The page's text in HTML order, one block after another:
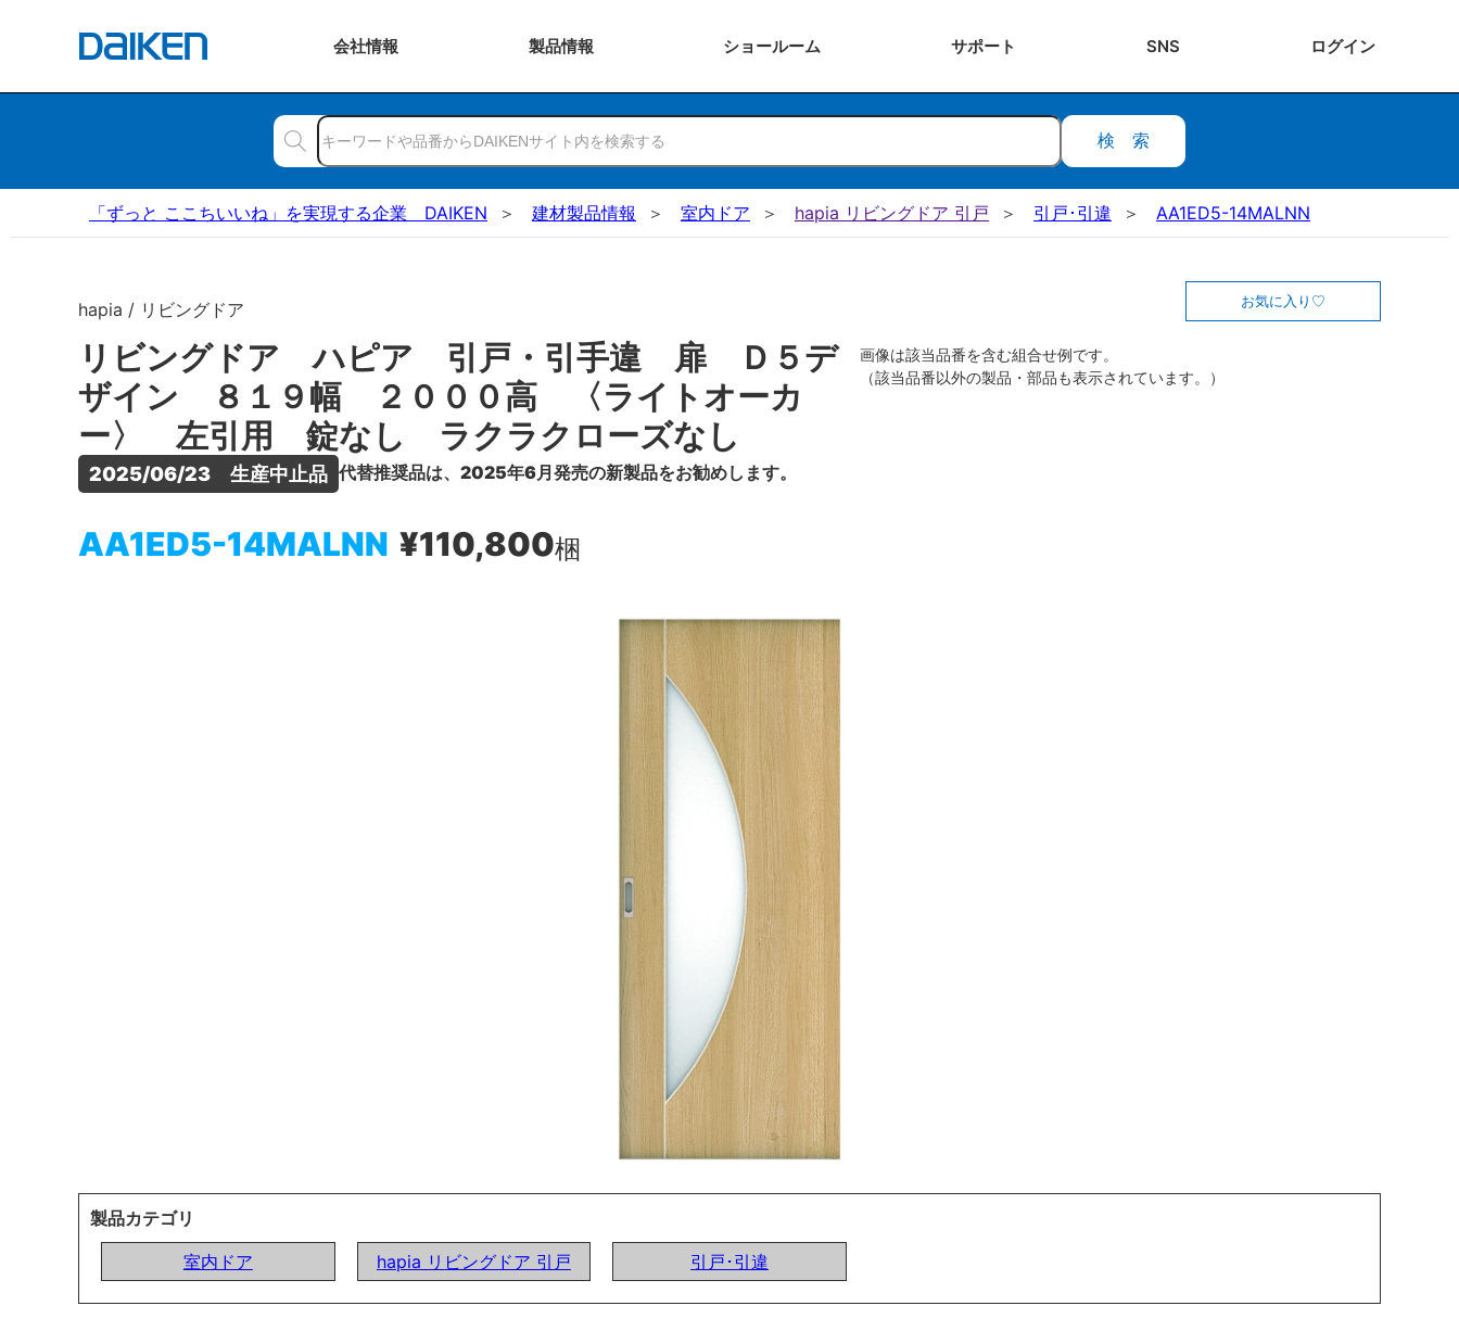
会社情報 製品情報 ショールーム サポート SNS ログイン
検索
「ずっと ここちいいね」を実現する企業 DAIKEN 建材製品情報 室内ドア hapia リビングドア 引戸 引戸･引違 AA1ED5-14MALNN
hapia / リビングドア
リビングドア ハピア 引戸・引手違 扉 Ｄ５デ
ザイン ８１９幅 ２０００高 〈ライトオーカ
ー〉 左引用 錠なし ラクラクローズなし
2025/06/23　生産中止品 代替推奨品は、2025年6月発売の新製品をお勧めします。
AA1ED5-14MALNN ¥110,800梱
お気に入り
画像は該当品番を含む組合せ例です。
（該当品番以外の製品・部品も表示されています。）
製品カテゴリ
室内ドア
hapia リビングドア 引戸 引戸･引違